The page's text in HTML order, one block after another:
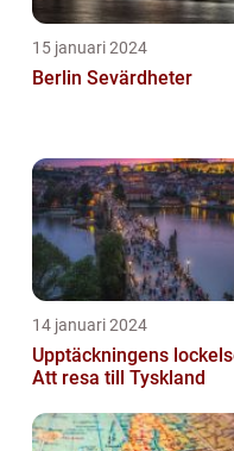
15 januari 2024
Berlin Sevärdheter
14 januari 2024
Upptäckningens
Att resa till Tyskland